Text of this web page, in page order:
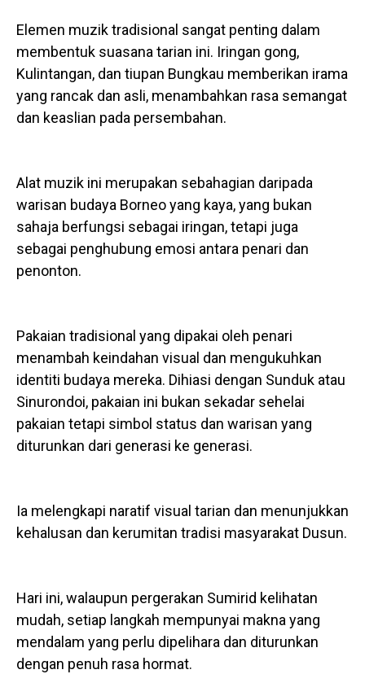
Elemen muzik tradisional sangat penting dalam
membentuk suasana tarian ini. Iringan gong,
Kulintangan, dan tiupan Bungkau memberikan irama
yang rancak dan asli, menambahkan rasa semangat
dan keaslian pada persembahan.
Alat muzik ini merupakan sebahagian daripada
warisan budaya Borneo yang kaya, yang bukan
sahaja berfungsi sebagai iringan, tetapi juga
sebagai penghubung emosi antara penari dan
penonton.
Pakaian tradisional yang dipakai oleh penari
menambah keindahan visual dan mengukuhkan
identiti budaya mereka. Dihiasi dengan Sunduk atau
Sinurondoi, pakaian ini bukan sekadar sehelai
pakaian tetapi simbol status dan warisan yang
diturunkan dari generasi ke generasi.
Ia melengkapi naratif visual tarian dan menunjukkan
kehalusan dan kerumitan tradisi masyarakat Dusun.
Hari ini, walaupun pergerakan Sumirid kelihatan
mudah, setiap langkah mempunyai makna yang
mendalam yang perlu dipelihara dan diturunkan
dengan penuh rasa hormat.